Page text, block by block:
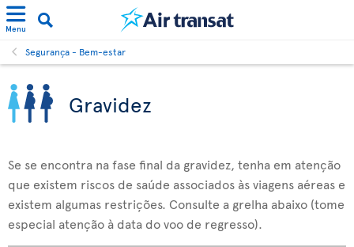
Menu
Segurança - Bem-estar
Gravidez
Se se encontra na fase final da gravidez, tenha em atenção
que existem riscos de saúde associados às viagens aéreas e
existem algumas restrições. Consulte a grelha abaixo (tome
especial atenção à data do voo de regresso).